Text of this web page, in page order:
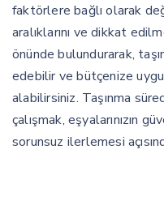
faktörlere bağlı olarak
aralıklarını ve dikkat
önünde bulundurarak,
edebilir ve bütçenize
alabilirsiniz. Taşınma
çalışmak, eşyalarınızın
sorunsuz ilerlemesi